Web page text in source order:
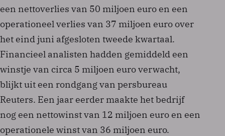
een nettoverlies van 50 miljoen euro en een
operationeel verlies van 37 miljoen euro over
het eind juni afgesloten tweede kwartaal.
Financieel analisten hadden gemiddeld een
winstje van circa 5 miljoen euro verwacht,
blijkt uit een rondgang van persbureau
Reuters. Een jaar eerder maakte het bedrijf
nog een nettowinst van 12 miljoen euro en een
operationele winst van 36 miljoen euro.